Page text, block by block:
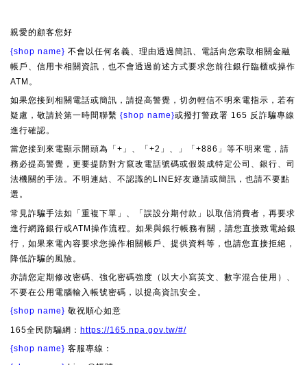
親愛的顧客您好
{shop name} 不會以任何名義、理由透過簡訊、電話向您索取相關金融
帳戶、信用卡相關資訊，也不會透過前述方式要求您前往銀行臨櫃或操作
ATM。
如果您接到相關電話或簡訊，請提高警覺，切勿輕信不明來電指示，若有
疑慮，敬請於第一時間聯繫 {shop name}或撥打警政署 165 反詐騙專線
進行確認。
當您接到來電顯示開頭為「+」、「+2」、」「+886」等不明來電，請
務必提高警覺，更要提防對方竄改電話號碼或假裝成特定公司、銀行、司
法機關的手法。不明連結、不認識的LINE好友邀請或簡訊，也請不要點
選。
常見詐騙手法如「重複下單」、「誤設分期付款」以取信消費者，再要求
進行網路銀行或ATM操作流程。如果與銀行帳務有關，請您直接致電給銀
行，如果來電內容要求您操作相關帳戶、提供資料等，也請您直接拒絕，
降低詐騙的風險。
亦請您定期修改密碼、強化密碼強度（以大小寫英文、數字混合使用）、
不要在公用電腦輸入帳號密碼，以提高資訊安全。
{shop name} 敬祝順心如意
165全民防騙網： https://165.npa.gov.tw/#/
{shop name} 客服專線：